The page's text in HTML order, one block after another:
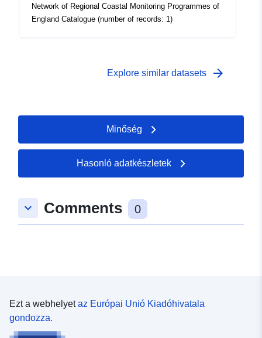
Network of Regional Coastal Monitoring Programmes of
England Catalogue (number of records: 1)
Explore similar datasets arrow_forward
Minőség
Hasonló adatkészletek
keyboard_arrow_down Comments 0
Ezt a webhelyetaz Európai Unió Kiadóhivatala
gondozza.